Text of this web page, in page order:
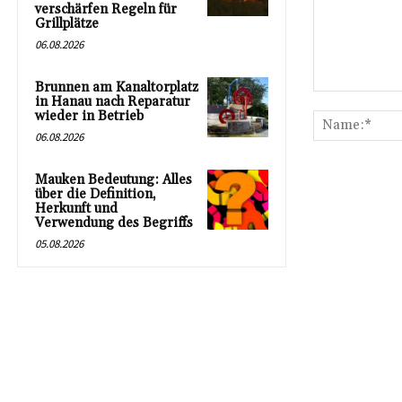
verschärfen Regeln für
Grillplätze
06.08.2026
Brunnen am Kanaltorplatz
in Hanau nach Reparatur
wieder in Betrieb
06.08.2026
Mauken Bedeutung: Alles
über die Definition,
Herkunft und
Verwendung des Begriffs
05.08.2026